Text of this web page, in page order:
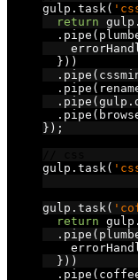
gulp . task (
return gulp .
. pipe (
}))
. pipe (
. pipe (
. pipe (gulp .
. pipe (
});
gulp . task (
gulp . task (
return gulp .
. pipe (
}))
. pipe (